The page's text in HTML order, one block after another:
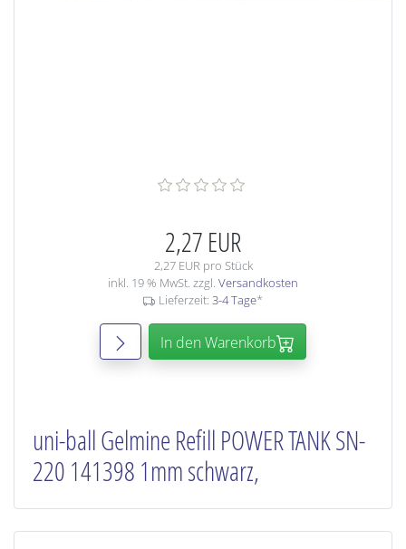
2,27 EUR
2,27 EUR pro Stück
inkl. 19 % MwSt. zzgl. Versandkosten
Lieferzeit: 3-4 Tage*
In den Warenkorb
uni-ball Gelmine Refill POWER TANK SN-
220 141398 1mm schwarz,